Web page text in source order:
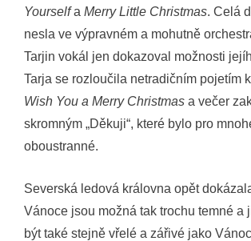
Yourselfa Merry Little Christmas. Celá
nesla ve výpravném a mohutně
Tarjin vokál jen dokazoval možnosti
Tarja se rozloučila netradičním pojetím
Wish You a Merry Christmas a večer
skromným „Děkuji“, které bylo pro
oboustranné.
Severská ledová královna opět
Vánoce jsou možná tak trochu temné a
být také stejně vřelé a zářivé jako